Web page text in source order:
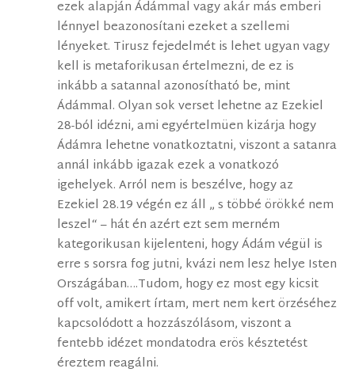
ezek alapján Ádámmal vagy akár más emberi
lénnyel beazonosítani ezeket a szellemi
lényeket. Tirusz fejedelmét is lehet ugyan vagy
kell is metaforikusan értelmezni, de ez is
inkább a satannal azonosítható be, mint
Ádámmal. Olyan sok verset lehetne az Ezekiel
28-ból idézni, ami egyértelmüen kizárja hogy
Ádámra lehetne vonatkoztatni, viszont a satanra
annál inkább igazak ezek a vonatkozó
igehelyek. Arról nem is beszélve, hogy az
Ezekiel 28.19 végén ez áll „ s többé örökké nem
leszel“ – hát én azért ezt sem merném
kategorikusan kijelenteni, hogy Ádám végül is
erre s sorsra fog jutni, kvázi nem lesz helye Isten
Országában….Tudom, hogy ez most egy kicsit
off volt, amikert írtam, mert nem kert örzéséhez
kapcsolódott a hozzászólásom, viszont a
fentebb idézet mondatodra erös késztetést
éreztem reagálni.